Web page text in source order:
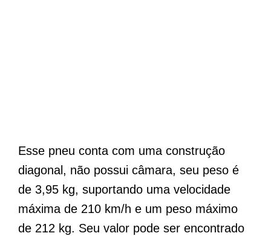
Esse pneu conta com uma construção
diagonal, não possui câmara, seu peso é
de 3,95 kg, suportando uma velocidade
máxima de 210 km/h e um peso máximo
de 212 kg. Seu valor pode ser encontrado